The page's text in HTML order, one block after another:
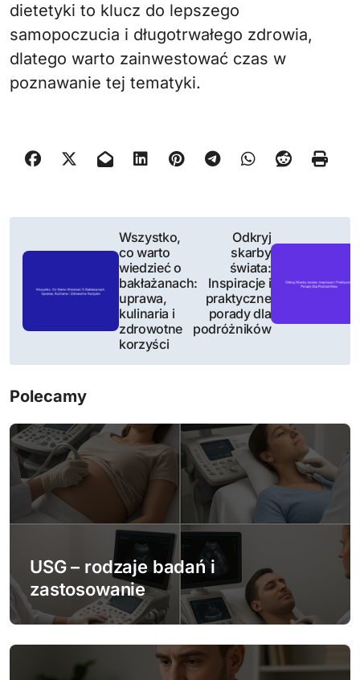
dietetyki to klucz do lepszego
samopoczucia i długotrwałego zdrowia,
dlatego warto zainwestować czas w
poznawanie tej tematyki.
g
a
c
w
i
s
u
Wszystko,
co warto
wiedzieć o
bakłażanach:
uprawa,
kulinaria i
zdrowotne
korzyści
Odkryj
skarby
świata:
Inspiracje i
praktyczne
porady dla
podróżników
Polecamy
USG – rodzaje badań i
zastosowanie